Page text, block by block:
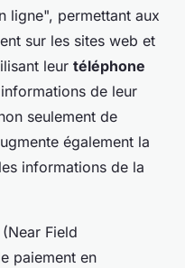
ligne", permettant aux
sur les sites web et
leur téléphone
de leur
seulement de
également la
informations de la
(Near Field
paiement en